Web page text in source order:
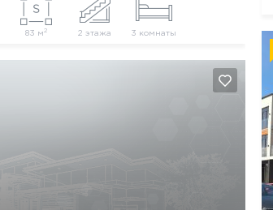
83 м2 2 этажа 3 комнаты